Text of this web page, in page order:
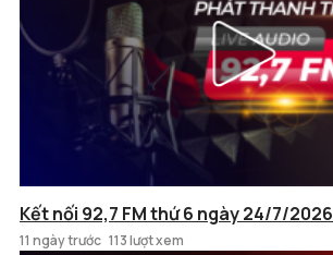
Kết nối 92,7 FM thứ 6 ngày 24/7/2026
11 ngày trước 113 lượt xem